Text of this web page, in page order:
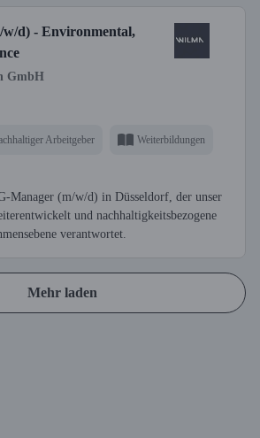
w/d) - Environmental,
GmbH
Arbeitgeber Weiterbildungen
Manager (m/w/d) in Düsseldorf, der unser
und nachhaltigkeitsbezogene
verantwortet.
Mehr laden